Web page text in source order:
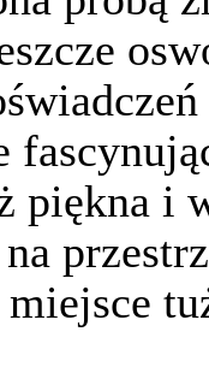
piękna i